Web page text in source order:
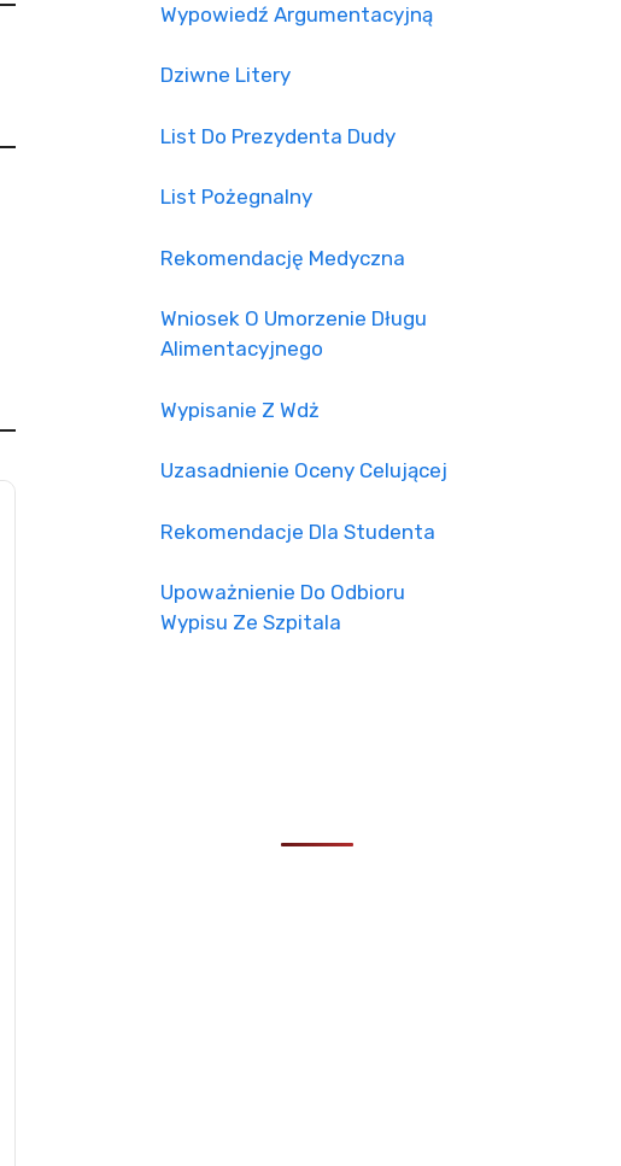
Wypowiedź Argumentacyjną
Dziwne Litery
List Do Prezydenta Dudy
List Pożegnalny
Rekomendację Medyczna
Wniosek O Umorzenie Długu
Alimentacyjnego
Wypisanie Z Wdż
Uzasadnienie Oceny Celującej
Rekomendacje Dla Studenta
Upoważnienie Do Odbioru
Wypisu Ze Szpitala